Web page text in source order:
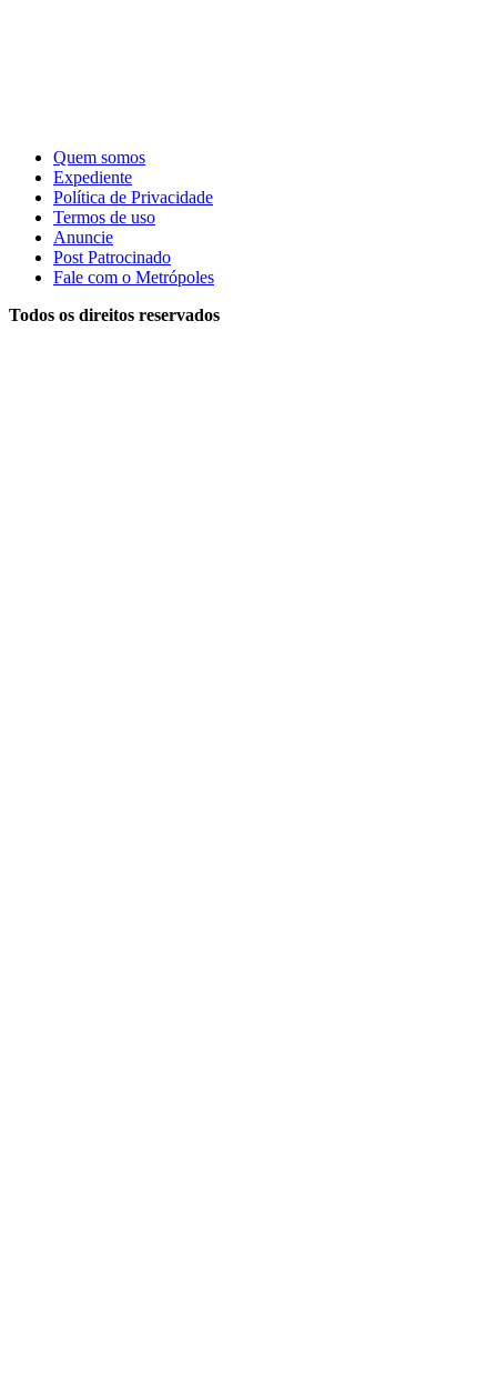
Quem somos
Expediente
Política de Privacidade
Termos de uso
Anuncie
Post Patrocinado
Fale com o Metrópoles
Todos os direitos reservados